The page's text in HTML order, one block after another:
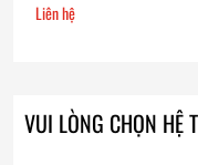
Liên hệ
VUI LÒNG CHỌN HỆ